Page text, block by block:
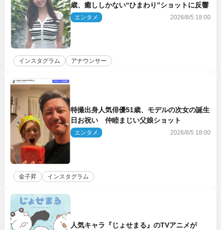
歳、癒ししかない“ひまわり”ショットに反響
エンタメ 2026/8/5 18:00
インスタグラム アナウンサー
特撮出身人気俳優51歳、モデルの次女の誕生
日お祝い 仲睦まじい父娘ショット
エンタメ 2026/8/5 18:00
金子昇 インスタグラム
人気キャラ『じょせまる』のTVアニメが